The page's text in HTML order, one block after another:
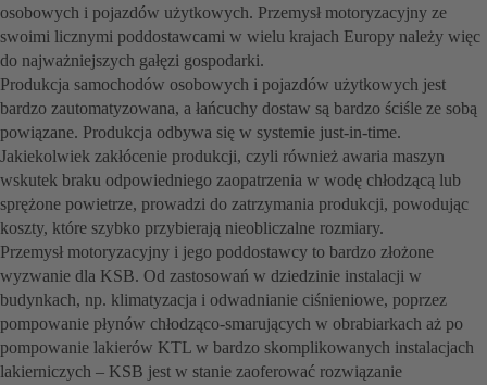
osobowych i pojazdów użytkowych. Przemysł motoryzacyjny ze
swoimi licznymi poddostawcami w wielu krajach Europy należy więc
do najważniejszych gałęzi gospodarki.
Produkcja samochodów osobowych i pojazdów użytkowych jest
bardzo zautomatyzowana, a łańcuchy dostaw są bardzo ściśle ze sobą
powiązane. Produkcja odbywa się w systemie just-in-time.
Jakiekolwiek zakłócenie produkcji, czyli również awaria maszyn
wskutek braku odpowiedniego zaopatrzenia w wodę chłodzącą lub
sprężone powietrze, prowadzi do zatrzymania produkcji, powodując
koszty, które szybko przybierają nieobliczalne rozmiary.
Przemysł motoryzacyjny i jego poddostawcy to bardzo złożone
wyzwanie dla KSB. Od zastosowań w dziedzinie instalacji w
budynkach, np. klimatyzacja i odwadnianie ciśnieniowe, poprzez
pompowanie płynów chłodząco-smarujących w obrabiarkach aż po
pompowanie lakierów KTL w bardzo skomplikowanych instalacjach
lakierniczych – KSB jest w stanie zaoferować rozwiązanie